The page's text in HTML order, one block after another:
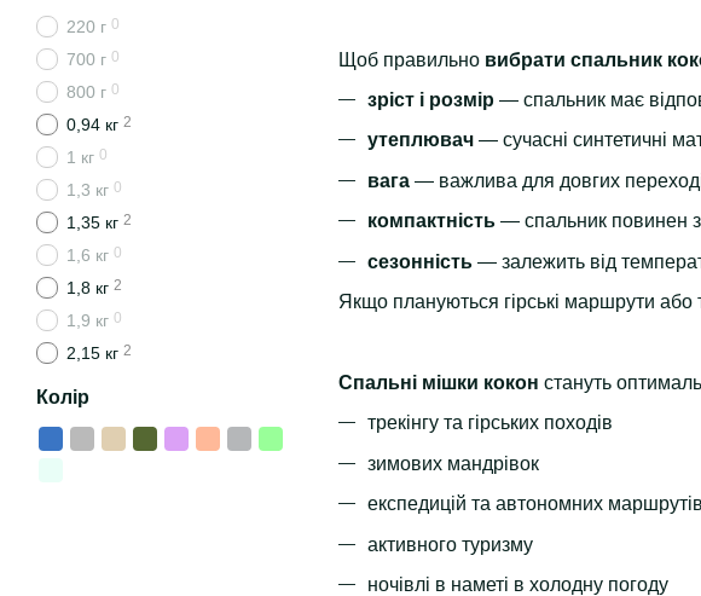
Щоб правильно вибрати спальник
зріст і розмір — спальник має
утеплювач — сучасні синтетичні
вага — важлива для довгих
компактність — спальник повинен
сезонність — залежить від
Якщо плануються гірські маршрути або
Спальні мішки кокон стануть
трекінгу та гірських походів
зимових мандрівок
експедицій та автономних маршрутів
активного туризму
ночівлі в наметі в холодну погоду
220 г 0
700 г 0
800 г 0
0,94 кг 2
1 кг 0
1,3 кг 0
1,35 кг 2
1,6 кг 0
1,8 кг 2
1,9 кг 0
2,15 кг 2
Колір